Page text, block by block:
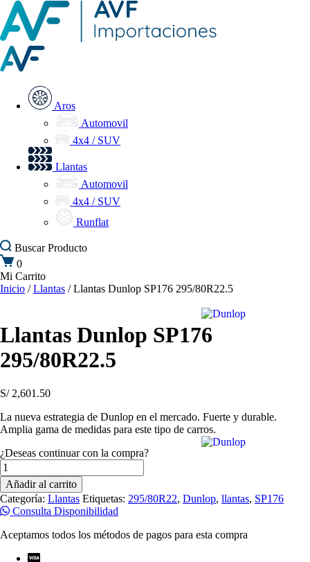
Aros
Automovil
4x4 / SUV
Llantas
Automovil
4x4 / SUV
Runflat
BuscarProducto
0
Mi Carrito
Inicio /Llantas / Llantas Dunlop SP176 295/80R22.5
Llantas Dunlop SP176
295/80R22.5
S/2,601.50
La nueva estrategia de Dunlop en el mercado. Fuerte y durable.
Amplia gama de medidas para este tipo de carros.
¿Deseas continuar con la compra?
Llantas
Dunlop
SP176
295/80R22.5
cantidad
Añadir al carrito
Categoría: Llantas Etiquetas: 295/80R22, Dunlop, llantas, SP176
Consulta Disponibilidad
Aceptamos todos los métodos de pagos para esta compra